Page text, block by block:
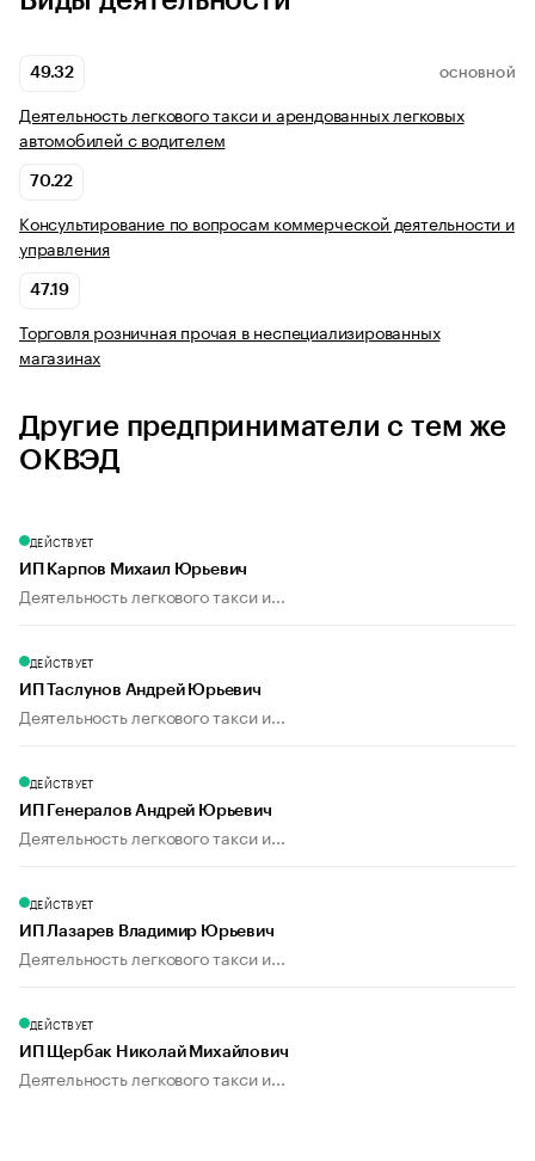
49.32 ОСНОВНОЙ
Деятельность легкового такси и арендованных легковых
автомобилей с водителем
70.22
Консультирование по вопросам коммерческой деятельности и
управления
47.19
Торговля розничная прочая в неспециализированных
магазинах
Другие предприниматели с тем же
ОКВЭД
ДЕЙСТВУЕТ
ИП Карпов Михаил Юрьевич
Деятельность легкового такси и...
ДЕЙСТВУЕТ
ИП Таслунов Андрей Юрьевич
Деятельность легкового такси и...
ДЕЙСТВУЕТ
ИП Генералов Андрей Юрьевич
Деятельность легкового такси и...
ДЕЙСТВУЕТ
ИП Лазарев Владимир Юрьевич
Деятельность легкового такси и...
ДЕЙСТВУЕТ
ИП Щербак Николай Михайлович
Деятельность легкового такси и...